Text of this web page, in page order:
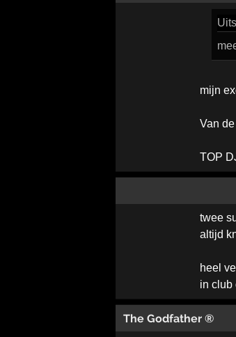
mijn
Van
TOP
twee
altijd
heel
in club
The Godfather ®